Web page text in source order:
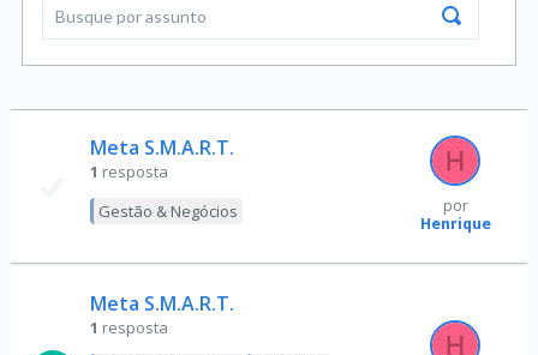
Meta S.M.A.R.T.
1 resposta
Gestão & Negócios
por
Henrique
Meta S.M.A.R.T.
1 resposta